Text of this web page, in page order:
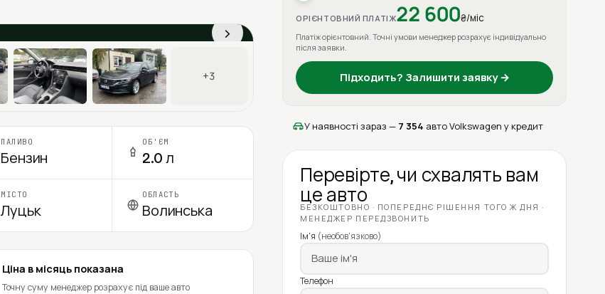
›
+3
ПАЛИВО
Бензин
ОБ'ЄМ
2.0 л
МІСТО
Луцьк
ОБЛАСТЬ
Волинська
Ціна в місяць показана
Точну суму менеджер розрахує під ваше авто
ОРІЄНТОВНИЙ ПЛАТІЖ22 600₴/міс
Платіж орієнтовний. Точні умови менеджер розрахує індивідуально
після заявки.
Підходить? Залишити заявку →
У наявності зараз — 7 354 авто Volkswagen у кредит
Перевірте, чи схвалять вам
це авто
БЕЗКОШТОВНО · ПОПЕРЕДНЄ РІШЕННЯ ТОГО Ж ДНЯ ·
МЕНЕДЖЕР ПЕРЕДЗВОНИТЬ
Ім'я (необов'язково)
Телефон